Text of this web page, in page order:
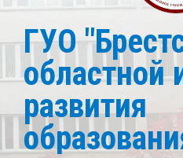
ГУО
областной
развития